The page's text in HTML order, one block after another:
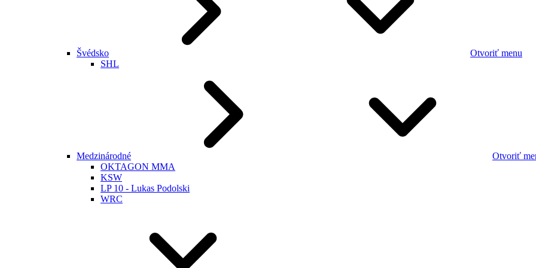
Švédsko
Otvoriť menu
SHL
Medzinárodné
Otvoriť
OKTAGON MMA
KSW
LP 10 - Lukas Podolski
WRC